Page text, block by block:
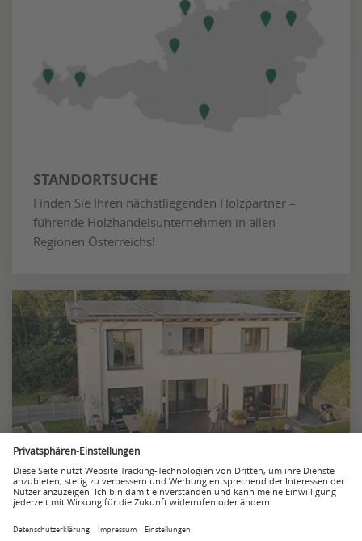
STANDORTSUCHE
Finden Sie Ihren nächstliegenden Holzpartner –
führende Holzhandelsunternehmen in allen
Regionen Österreichs!
IMAGEVIDEO